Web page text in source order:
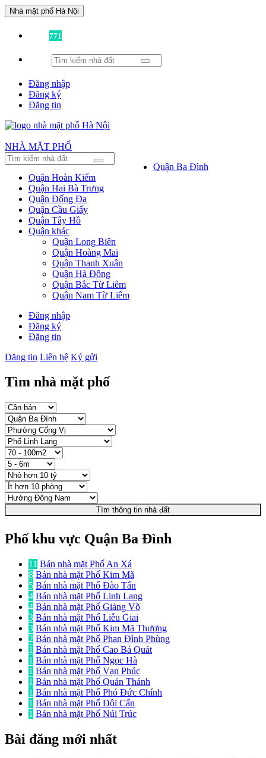
Nhà mặt phố Hà Nội
771
Đăng nhập
Đăng ký
Đăng tin
NHÀ MẶT PHỐ
Quận Ba Đình
Quận Hoàn Kiếm
Quận Hai Bà Trưng
Quận Đống Đa
Quận Cầu Giấy
Quận Tây Hồ
Quận khác
Quận Long Biên
Quận Hoàng Mai
Quận Thanh Xuân
Quận Hà Đông
Quận Bắc Từ Liêm
Quận Nam Từ Liêm
Đăng nhập
Đăng ký
Đăng tin
Đăng tin Liên hệ Ký gửi
Tìm nhà mặt phố
Tìm thông tin nhà đất
Phố khu vực Quận Ba Đình
11 Bán nhà mặt Phố An Xá
8 Bán nhà mặt Phố Kim Mã
5 Bán nhà mặt Phố Đào Tấn
4 Bán nhà mặt Phố Linh Lang
4 Bán nhà mặt Phố Giảng Võ
3 Bán nhà mặt Phố Liễu Giai
3 Bán nhà mặt Phố Kim Mã Thượng
2 Bán nhà mặt Phố Phan Đình Phùng
1 Bán nhà mặt Phố Cao Bá Quát
1 Bán nhà mặt Phố Ngọc Hà
1 Bán nhà mặt Phố Vạn Phúc
1 Bán nhà mặt Phố Quán Thánh
1 Bán nhà mặt Phố Phó Đức Chính
1 Bán nhà mặt Phố Đội Cấn
1 Bán nhà mặt Phố Núi Trúc
Bài đăng mới nhất